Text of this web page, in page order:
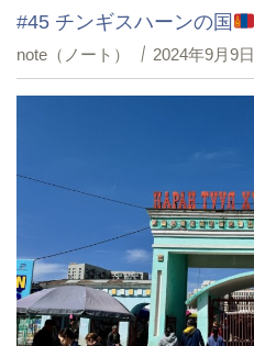
#45 チンギスハーンの国
note（ノート） 2024年9月9日